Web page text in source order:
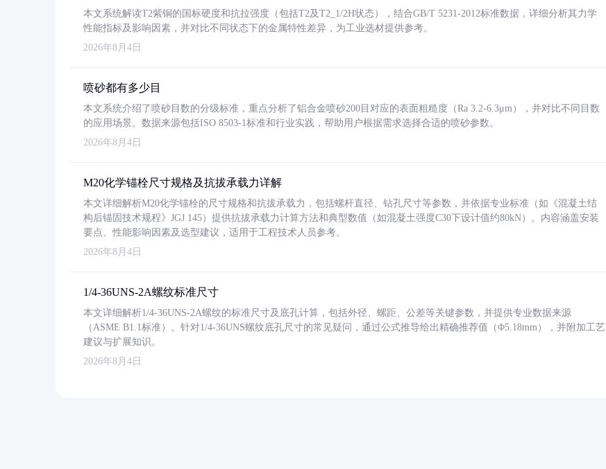
本文系统解读T2紫铜的国标硬度和抗拉强度（包括T2及T2_1/2H状态），结合GB/T 5231-2012标准数据，详细分析其力学
性能指标及影响因素，并对比不同状态下的金属特性差异，为工业选材提供参考。
2026年8月4日
喷砂都有多少目
本文系统介绍了喷砂目数的分级标准，重点分析了铝合金喷砂200目对应的表面粗糙度（Ra 3.2-6.3μm），并对比不同目数
的应用场景。数据来源包括ISO 8503-1标准和行业实践，帮助用户根据需求选择合适的喷砂参数。
2026年8月4日
M20化学锚栓尺寸规格及抗拔承载力详解
本文详细解析M20化学锚栓的尺寸规格和抗拔承载力，包括螺杆直径、钻孔尺寸等参数，并依据专业标准（如《混凝土结
构后锚固技术规程》JGJ 145）提供抗拔承载力计算方法和典型数值（如混凝土强度C30下设计值约80kN）。内容涵盖安装
要点、性能影响因素及选型建议，适用于工程技术人员参考。
2026年8月4日
1/4-36UNS-2A螺纹标准尺寸
本文详细解析1/4-36UNS-2A螺纹的标准尺寸及底孔计算，包括外径、螺距、公差等关键参数，并提供专业数据来源
（ASME B1.1标准）。针对1/4-36UNS螺纹底孔尺寸的常见疑问，通过公式推导给出精确推荐值（Φ5.18mm），并附加工艺
建议与扩展知识。
2026年8月4日